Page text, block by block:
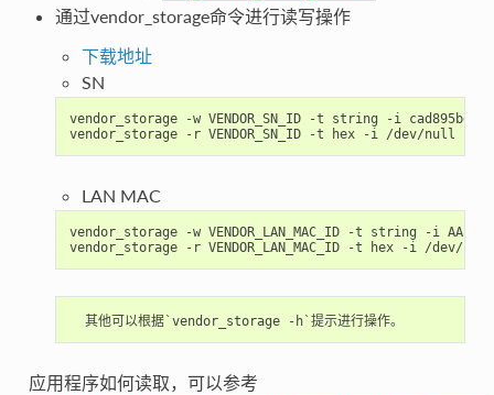
通过vendor_storage命令进行读写操作
下载地址
SN
vendor_storage -w VENDOR_SN_ID -t string -i
LAN MAC
vendor_storage -w VENDOR_LAN_MAC_ID -t string -i
应用程序如何读取，可以参考